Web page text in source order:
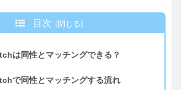
目次
は同性とマッチングできる？
で同性とマッチングする流れ